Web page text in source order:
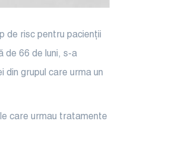
risc pentru pacienții
de 66 de luni, s-a
din grupul care urma un
care urmau tratamente